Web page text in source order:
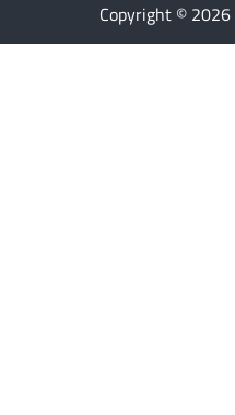
Copyright © 2026